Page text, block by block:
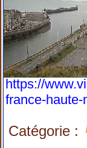
https://
france-
Catégorie :